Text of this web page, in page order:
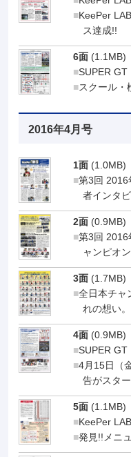
KeePer
ス達成!!
6面 (1.1MB)
SUPER GT
スクール・
2016年4月号
1面 (1.0MB)
第3回 2016
者インタ
2面 (0.9MB)
第3回 2016
ャンピオ
3面 (1.7MB)
全日本チャ
れの想い。
4面 (0.9MB)
SUPER GT
4月15日（
告がスタ
5面 (1.1MB)
KeePer
発見!!メニ